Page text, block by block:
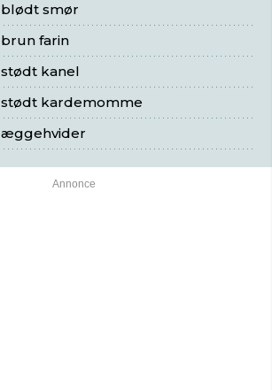
blødt smør
brun farin
stødt kanel
stødt kardemomme
æggehvider